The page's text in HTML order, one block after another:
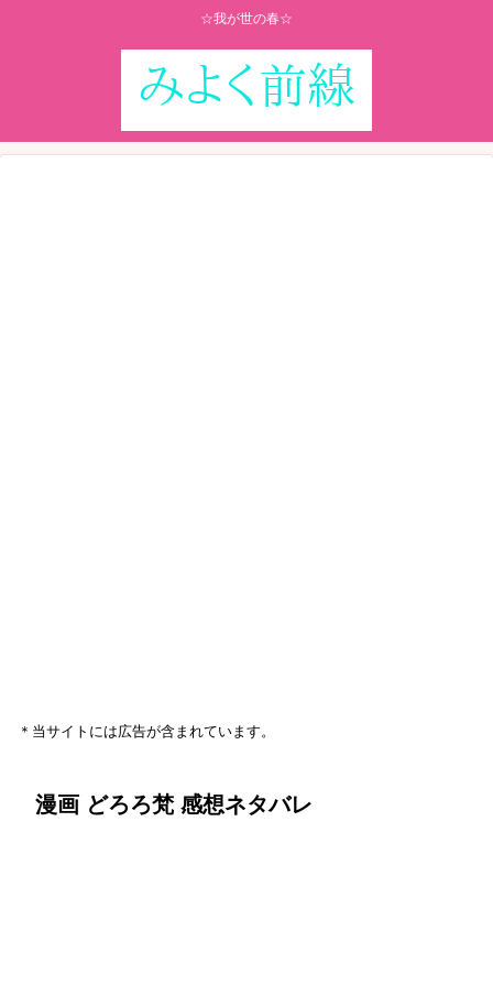
☆我が世の春☆
＊当サイトには広告が含まれています。
漫画 どろろ梵 感想ネタバレ